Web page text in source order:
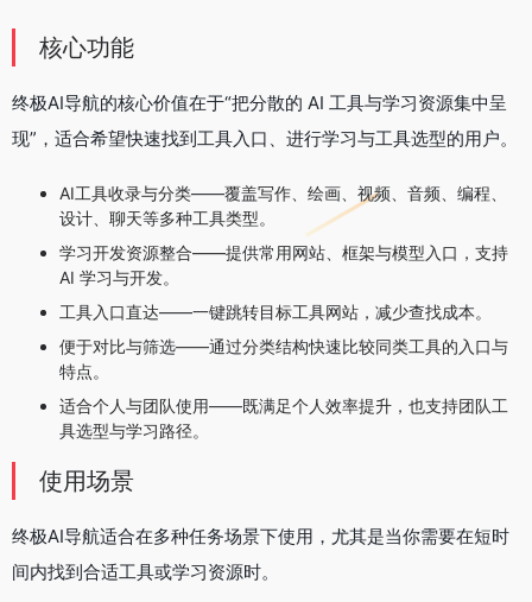
核心功能
终极AI导航的核心价值在于“把分散的 AI 工具与学习资源集中呈
现”，适合希望快速找到工具入口、进行学习与工具选型的用户。
AI工具收录与分类——覆盖写作、绘画、视频、音频、编程、
设计、聊天等多种工具类型。
学习开发资源整合——提供常用网站、框架与模型入口，支持
AI 学习与开发。
工具入口直达——一键跳转目标工具网站，减少查找成本。
便于对比与筛选——通过分类结构快速比较同类工具的入口与
特点。
适合个人与团队使用——既满足个人效率提升，也支持团队工
具选型与学习路径。
使用场景
终极AI导航适合在多种任务场景下使用，尤其是当你需要在短时
间内找到合适工具或学习资源时。